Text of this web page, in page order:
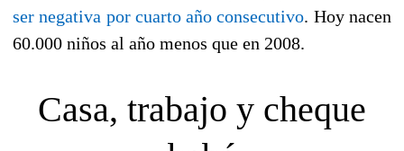
ser negativa por cuarto año consecutivo. Hoy nacen
60.000 niños al año menos que en 2008.
Casa, trabajo y cheque